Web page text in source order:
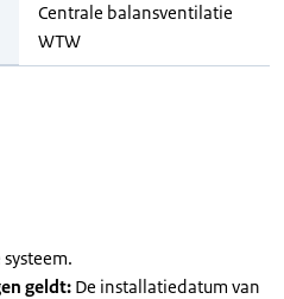
Centrale balansventilatie
WTW
geldt: De installatiedatum van